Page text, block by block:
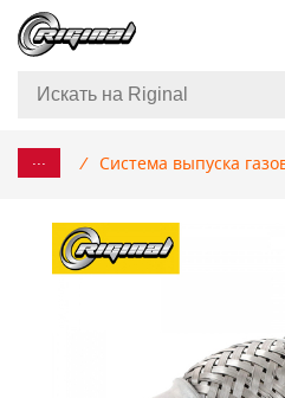
... / Система выпуска